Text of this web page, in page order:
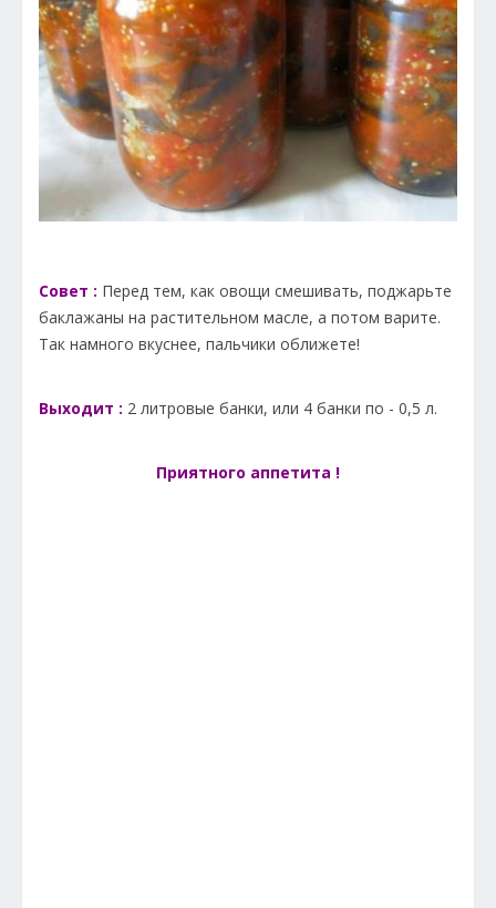
Совет : Перед тем, как овощи смешивать, поджарьте
баклажаны на растительном масле, а потом варите.
Так намного вкуснее, пальчики оближете!
Выходит : 2 литровые банки, или 4 банки по - 0,5 л.
Приятного аппетита !